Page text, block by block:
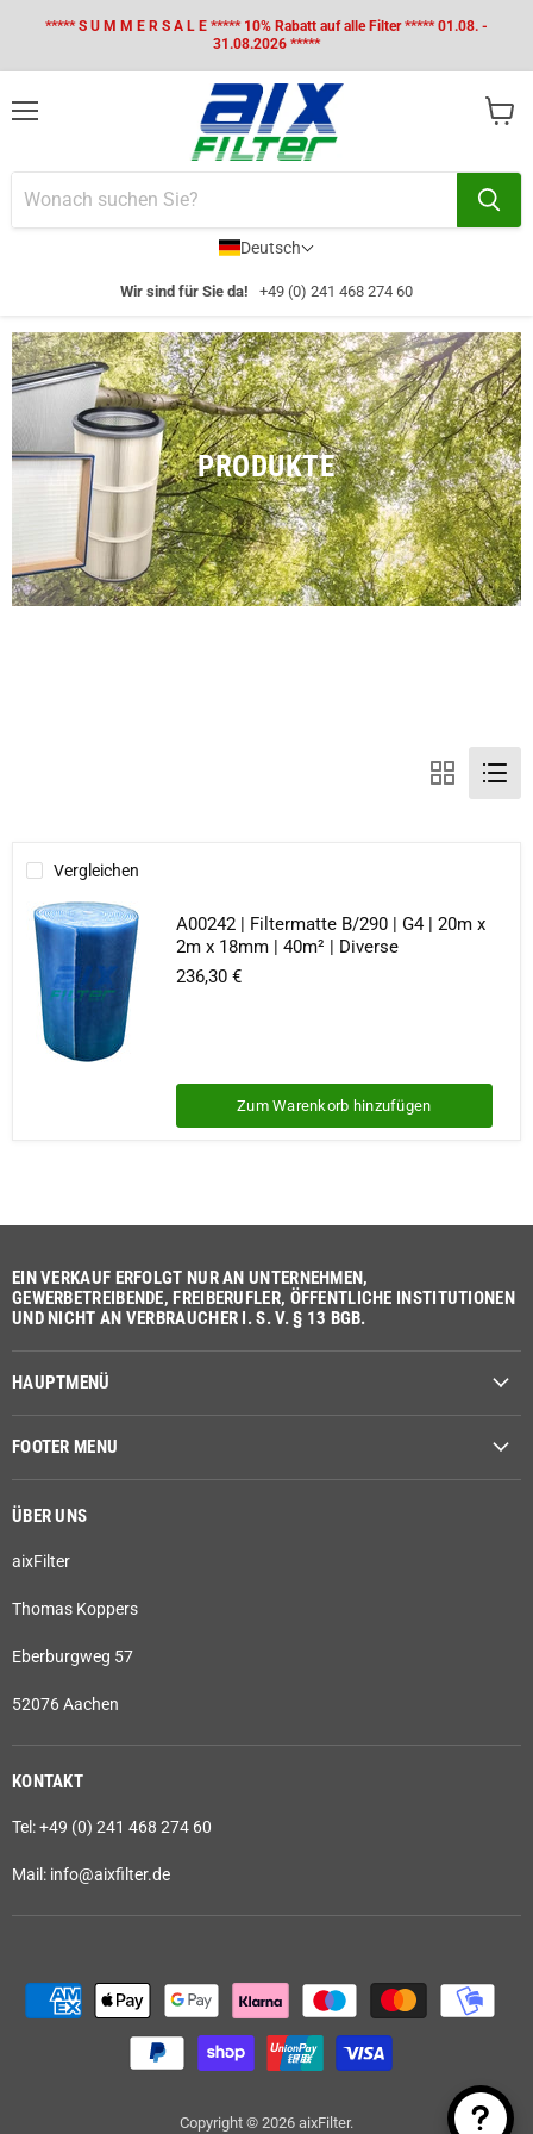
***** S U M M E R S A L E ***** 10% Rabatt auf alle Filter ***** 01.08. -
31.08.2026 *****
Deutsch
Wir sind für Sie da! +49 (0) 241 468 274 60
PRODUKTE
Vergleichen
A00242 | Filtermatte B/290 | G4 | 20m x
2m x 18mm | 40m² | Diverse
236,30 €
Zum Warenkorb hinzufügen
EIN VERKAUF ERFOLGT NUR AN UNTERNEHMEN,
GEWERBETREIBENDE, FREIBERUFLER, ÖFFENTLICHE INSTITUTIONEN
UND NICHT AN VERBRAUCHER I. S. V. § 13 BGB.
HAUPTMENÜ
FOOTER MENU
ÜBER UNS
aixFilter
Thomas Koppers
Eberburgweg 57
52076 Aachen
KONTAKT
Tel: +49 (0) 241 468 274 60
Mail: info@aixfilter.de
Copyright © 2026 aixFilter.